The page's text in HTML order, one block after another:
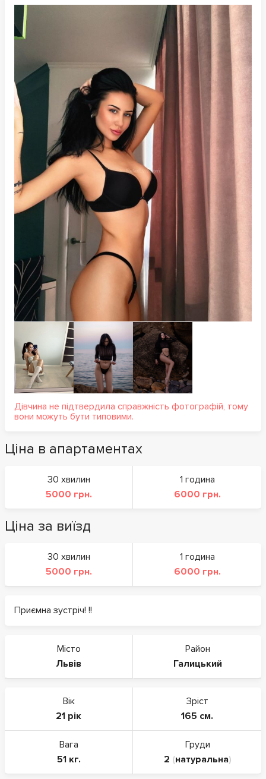
Дівчина не підтвердила справжність фотографій, тому
вони можуть бути типовими.
Ціна в апартаментах
30 хвилин
5000 грн.
1 година
6000 грн.
Ціна за виїзд
30 хвилин
5000 грн.
1 година
6000 грн.
Приємна зустріч! !!
Місто
Львів
Район
Галицький
Вік
21 рік
Зріст
165 см.
Вага
51 кг.
Груди
2 (натуральна)